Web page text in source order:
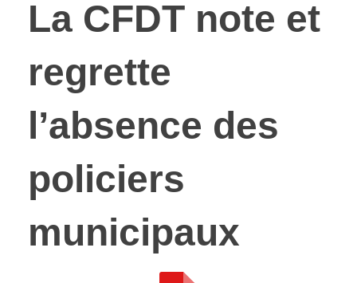
La CFDT note et
regrette
l’absence des
policiers
municipaux